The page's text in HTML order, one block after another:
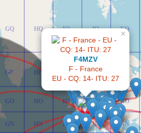
GN
GO
GP
GQ
HN
HO
HP
HQ
IN
IO
IQ
JN
JO
JP
JQ
KN
KO
KQ
F4MZV
F - France
EU - CQ: 14- ITU: 27
×